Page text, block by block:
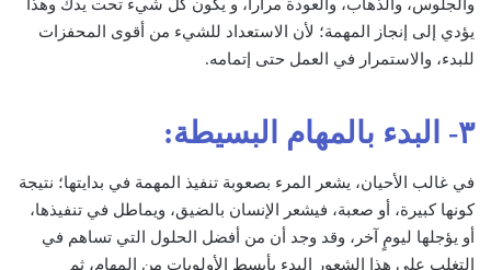
والجلوس، والذهاب، والعودة مراراً، و يكون كل شيء تحت يدك وهذا
يؤدي إلى إنجاز المهمة؛ لأن الاستعداد للشيء من أقوى المحفزات
للبدء، والاستمرار في العمل حتى إتمامه.
٣- البدء بالمهام البسيطة:
في غالب الأحيان، يشعر المرء بصعوبة تنفيذ المهمة في بدايتها؛ نتيجة
كونها كبيرة، أو صعبة، فيشعر الإنسان بالضيق، ويماطل في تنفيذها،
أو يؤجلها ليومٍ آخر، وقد وجد أن من أفضل الحلول التي تساهم في
التغلب على هذا الشعور البدء بأبسط الأولويات من المهام، ثم